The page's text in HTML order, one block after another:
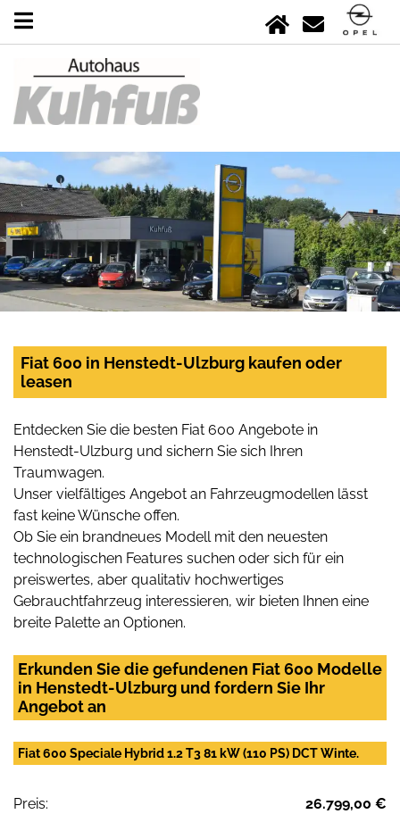
Fiat 600 in Henstedt-Ulzburg kaufen oder
leasen
Entdecken Sie die besten Fiat 600 Angebote in
Henstedt-Ulzburg und sichern Sie sich Ihren
Traumwagen.
Unser vielfältiges Angebot an Fahrzeugmodellen lässt
fast keine Wünsche offen.
Ob Sie ein brandneues Modell mit den neuesten
technologischen Features suchen oder sich für ein
preiswertes, aber qualitativ hochwertiges
Gebrauchtfahrzeug interessieren, wir bieten Ihnen eine
breite Palette an Optionen.
Erkunden Sie die gefundenen Fiat 600 Modelle
in Henstedt-Ulzburg und fordern Sie Ihr
Angebot an
Fiat 600 Speciale Hybrid 1.2 T3 81 kW (110 PS) DCT Winte.
Preis:
26.799,00 €